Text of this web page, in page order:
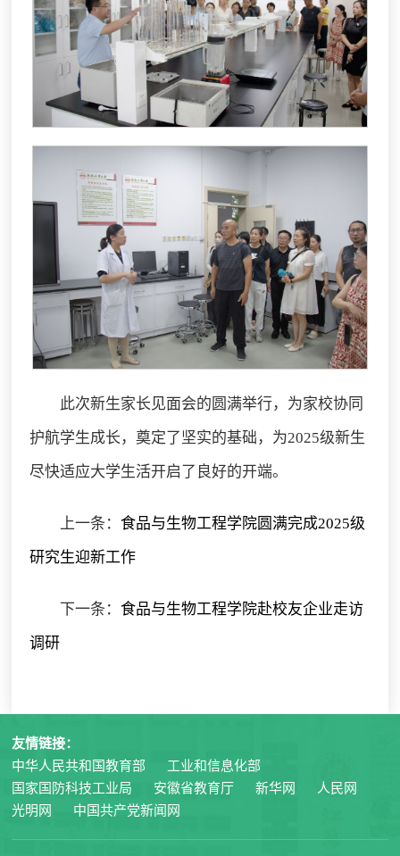
此次新生家长见面会的圆满举行，为家校协同
护航学生成长，奠定了坚实的基础，为2025级新生
尽快适应大学生活开启了良好的开端。
上一条：食品与生物工程学院圆满完成2025级
研究生迎新工作
下一条：食品与生物工程学院赴校友企业走访
调研
友情链接：
中华人民共和国教育部
工业和信息化部
国家国防科技工业局
安徽省教育厅 新华网
人民网
光明网
中国共产党新闻网